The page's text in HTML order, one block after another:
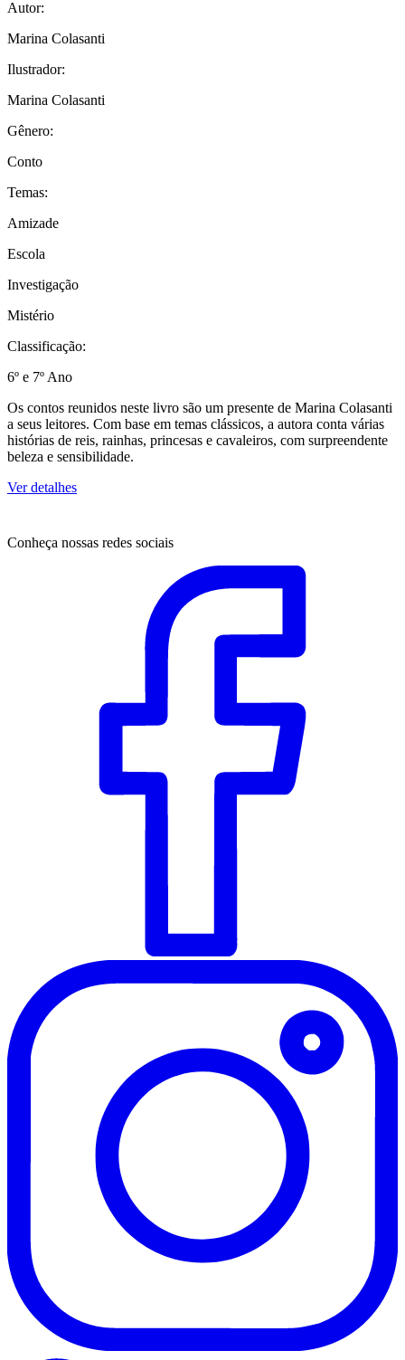
Autor:
Marina Colasanti
Ilustrador:
Marina Colasanti
Gênero:
Conto
Temas:
Amizade
Escola
Investigação
Mistério
Classificação:
6º e 7º Ano
Os contos reunidos neste livro são um presente de Marina Colasanti
a seus leitores. Com base em temas clássicos, a autora conta várias
histórias de reis, rainhas, princesas e cavaleiros, com surpreendente
beleza e sensibilidade.
Ver detalhes
Conheça nossas redes sociais